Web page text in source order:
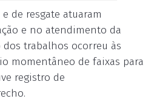
de resgate atuaram
e no atendimento da
trabalhos ocorreu às
momentâneo de faixas para
registro de